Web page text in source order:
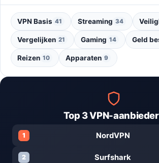
VPN Basis 41 Streaming 34
Vergelijken 21 Gaming 14 Geld
Reizen 10 Apparaten 9
Top 3 VPN-
1 NordVPN
2 Surfshark